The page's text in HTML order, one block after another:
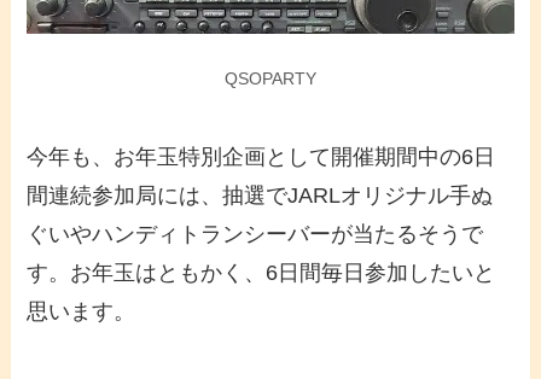
QSOPARTY
今年も、お年玉特別企画として開催期間中の6日
間連続参加局には、抽選でJARLオリジナル手ぬ
ぐいやハンディトランシーバーが当たるそうで
す。お年玉はともかく、6日間毎日参加したいと
思います。